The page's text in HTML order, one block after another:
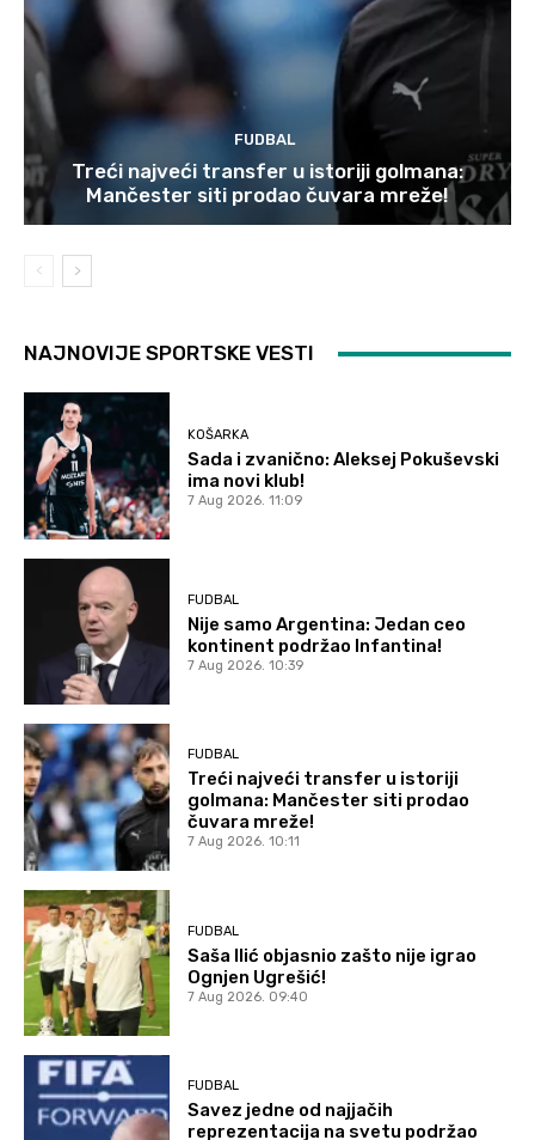
FUDBAL
Treći najveći transfer u istoriji golmana:
Mančester siti prodao čuvara mreže!
NAJNOVIJE SPORTSKE VESTI
KOŠARKA
Sada i zvanično: Aleksej Pokuševski
ima novi klub!
7 Aug 2026. 11:09
FUDBAL
Nije samo Argentina: Jedan ceo
kontinent podržao Infantina!
7 Aug 2026. 10:39
FUDBAL
Treći najveći transfer u istoriji
golmana: Mančester siti prodao
čuvara mreže!
7 Aug 2026. 10:11
FUDBAL
Saša Ilić objasnio zašto nije igrao
Ognjen Ugrešić!
7 Aug 2026. 09:40
FUDBAL
Savez jedne od najjačih
reprezentacija na svetu podržao